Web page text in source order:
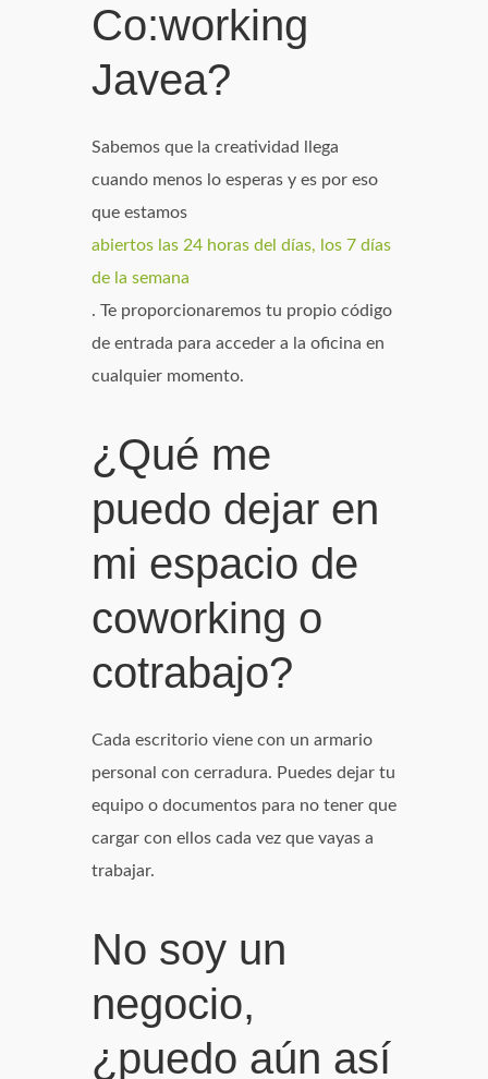
Co:working
Javea?
Sabemos que la creatividad llega
cuando menos lo esperas y es por eso
que estamos
abiertos las 24 horas del días, los 7 días
de la semana
. Te proporcionaremos tu propio código
de entrada para acceder a la oficina en
cualquier momento.
¿Qué me
puedo dejar en
mi espacio de
coworking o
cotrabajo?
Cada escritorio viene con un armario
personal con cerradura. Puedes dejar tu
equipo o documentos para no tener que
cargar con ellos cada vez que vayas a
trabajar.
No soy un
negocio,
¿puedo aún así